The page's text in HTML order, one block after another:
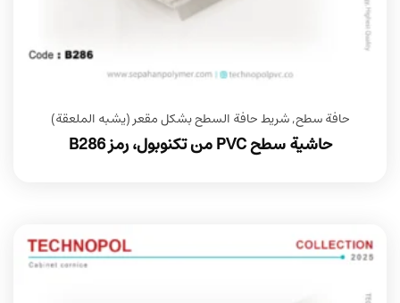
حافة سطح,شريط حافة السطح بشكل مقعر (يشبه الملعقة)
حاشية سطح PVC من تكنوبول، رمز B286